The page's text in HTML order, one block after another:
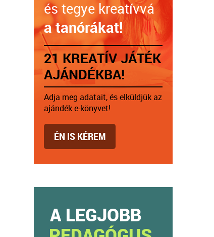
és tegye kreatívvá
a tanórákat!
21 KREATÍV JÁTÉK
AJÁNDÉKBA!
Adja meg adatait, és elküldjük az
ajándék e-könyvet!
ÉN IS KÉREM